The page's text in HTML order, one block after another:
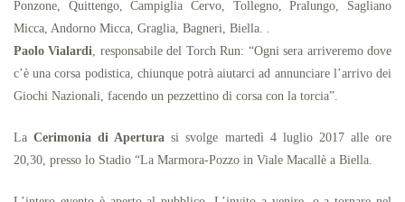
Ponzone, Quittengo, Campiglia Cervo, Tollegno, Pralungo, Sagliano
Micca, Andorno Micca, Graglia, Bagneri, Biella. .
Paolo Vialardi, responsabile del Torch Run: “Ogni sera arriveremo dove
c’è una corsa podistica, chiunque potrà aiutarci ad annunciare l’arrivo dei
Giochi Nazionali, facendo un pezzettino di corsa con la torcia”.
LaCerimonia di Apertura si svolge martedì 4 luglio 2017 alle ore
20,30, presso lo Stadio “La Marmora-Pozzo in Viale Macallè a Biella.